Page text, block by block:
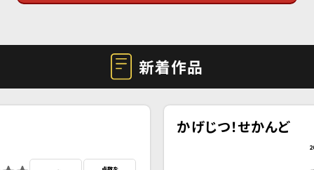
新着作品
かげじつ！せかんど